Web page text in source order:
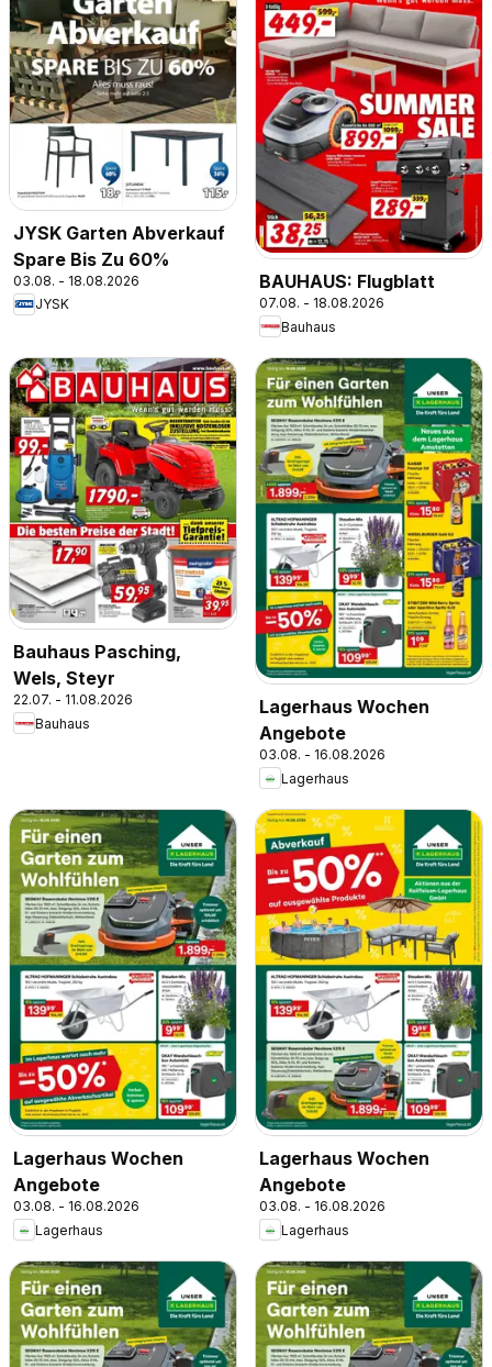
JYSK Garten Abverkauf
Spare Bis Zu 60%
03.08. - 18.08.2026
JYSK
BAUHAUS: Flugblatt
07.08. - 18.08.2026
Bauhaus
Bauhaus Pasching,
Wels, Steyr
22.07. - 11.08.2026
Bauhaus
Lagerhaus Wochen
Angebote
03.08. - 16.08.2026
Lagerhaus
Lagerhaus Wochen
Angebote
03.08. - 16.08.2026
Lagerhaus
Lagerhaus Wochen
Angebote
03.08. - 16.08.2026
Lagerhaus